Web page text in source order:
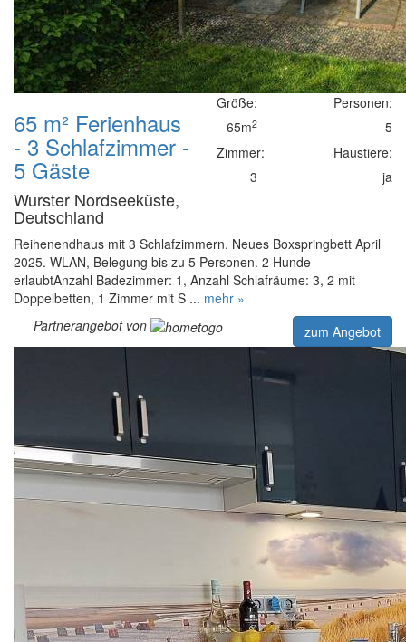
65 m² Ferienhaus
- 3 Schlafzimmer -
5 Gäste
Wurster Nordseeküste,
Deutschland
Größe:
65m2
Zimmer:
3
Personen:
5
Haustiere:
ja
Reihenendhaus mit 3 Schlafzimmern. Neues Boxspringbett April
2025. WLAN, Belegung bis zu 5 Personen. 2 Hunde
erlaubtAnzahl Badezimmer: 1, Anzahl Schlafräume: 3, 2 mit
Doppelbetten, 1 Zimmer mit S ... mehr »
Partnerangebot von
zum Angebot